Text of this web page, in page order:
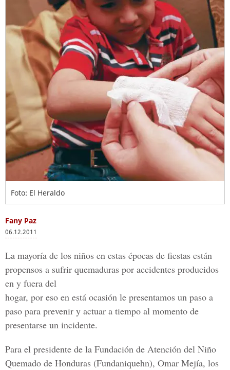
Foto: El Heraldo
Fany Paz
06.12.2011
La mayoría de los niños en estas épocas de fiestas están
propensos a sufrir quemaduras por accidentes producidos
en y fuera del
hogar, por eso en está ocasión le presentamos un paso a
paso para prevenir y actuar a tiempo al momento de
presentarse un incidente.
Para el presidente de la Fundación de Atención del Niño
Quemado de Honduras (Fundaniquehn), Omar Mejía, los